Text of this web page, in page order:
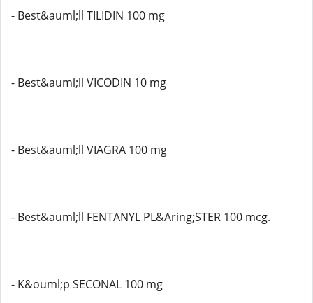
- Best&auml;ll TILIDIN 100 mg
- Best&auml;ll VICODIN 10 mg
- Best&auml;ll VIAGRA 100 mg
- Best&auml;ll FENTANYL PL&Aring;STER 100 mcg.
- K&ouml;p SECONAL 100 mg